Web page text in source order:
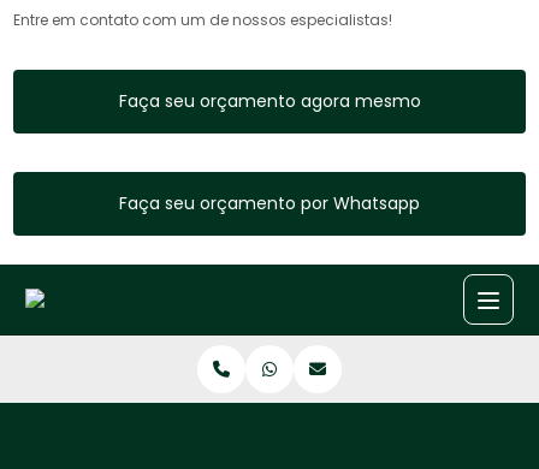
Entre em contato com um de nossos especialistas!
Faça seu orçamento agora mesmo
Faça seu orçamento por Whatsapp